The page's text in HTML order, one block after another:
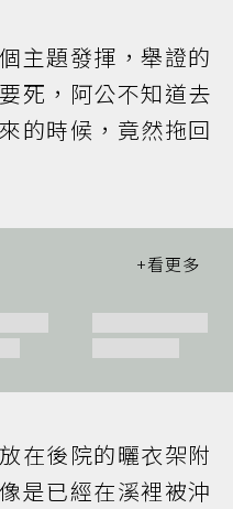
主題發揮，舉證的
死，阿公不知道去
的時候，竟然拖回
在後院的曬衣架附
是已經在溪裡被沖